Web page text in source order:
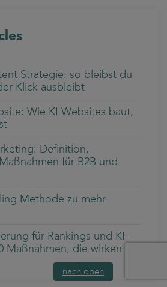
Strategie: so bleibst du
Klick ausbleibt
Wie KI Websites baut,
Definition,
für B2B und
Methode zu mehr
für Rankings und KI-
Maßnahmen, die wirken
nach oben